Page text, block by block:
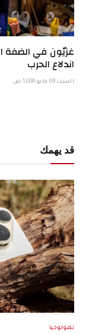
غزيّون في الضفة
اندلاع الحرب
السبت 09 مايو 12:00 ص
قد يهمك
تكنولوجيا